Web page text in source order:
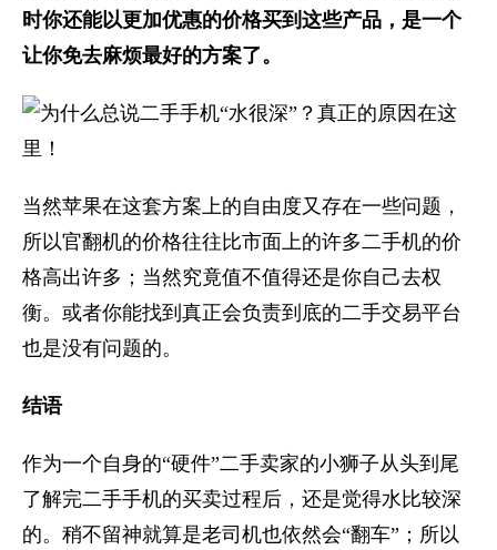
时你还能以更加优惠的价格买到这些产品，是一个
让你免去麻烦最好的方案了。
当然苹果在这套方案上的自由度又存在一些问题，
所以官翻机的价格往往比市面上的许多二手机的价
格高出许多；当然究竟值不值得还是你自己去权
衡。或者你能找到真正会负责到底的二手交易平台
也是没有问题的。
结语
作为一个自身的“硬件”二手卖家的小狮子从头到尾
了解完二手手机的买卖过程后，还是觉得水比较深
的。稍不留神就算是老司机也依然会“翻车”；所以